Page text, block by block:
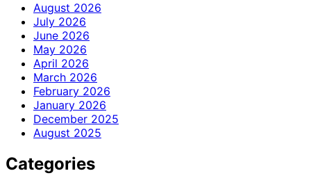
August 2026
July 2026
June 2026
May 2026
April 2026
March 2026
February 2026
January 2026
December 2025
August 2025
Categories